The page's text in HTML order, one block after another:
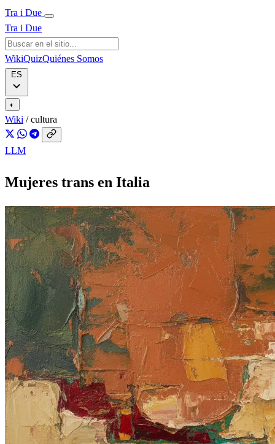
Tra i Due
Tra i Due
WikiQuizQuiénes Somos
◐
Wiki / cultura
LLM
Mujeres trans en Italia